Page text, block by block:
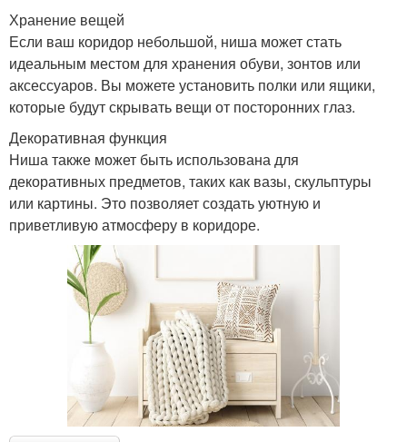
Хранение вещей
Если ваш коридор небольшой, ниша может стать
идеальным местом для хранения обуви, зонтов или
аксессуаров. Вы можете установить полки или ящики,
которые будут скрывать вещи от посторонних глаз.
Декоративная функция
Ниша также может быть использована для
декоративных предметов, таких как вазы, скульптуры
или картины. Это позволяет создать уютную и
приветливую атмосферу в коридоре.